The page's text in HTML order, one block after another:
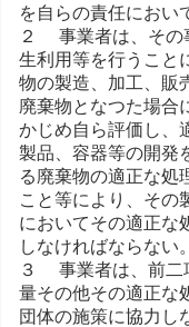
を自らの責任におい
２ 事業者は、その
生利用等を行うこと
物の製造、加工、販
廃棄物となつた場合
かじめ自ら評価し、
製品、容器等の開発
る廃棄物の適正な処
こと等により、その
においてその適正な
しなければならない。
３ 事業者は、前二
量その他その適正な
団体の施策に協力し